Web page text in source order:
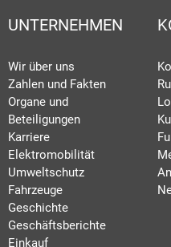
UNTERNEHMEN
Wir über uns
Zahlen und Fakten
Organe und
Beteiligungen
Karriere
Elektromobilität
Umweltschutz
Fahrzeuge
Geschichte
Geschäftsberichte
Einkauf